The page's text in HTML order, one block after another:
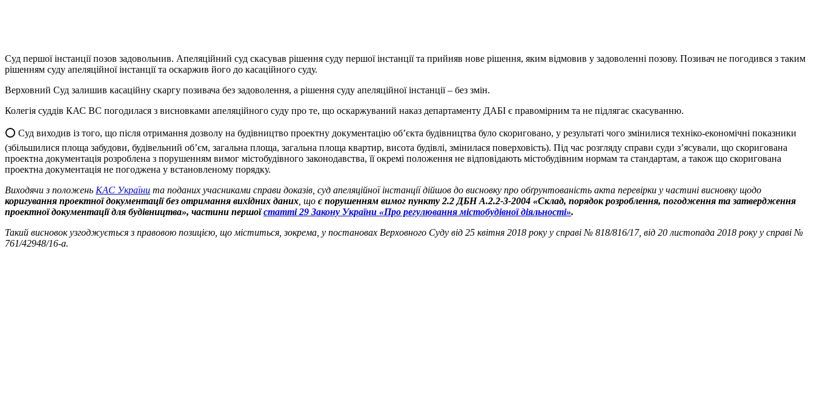
Суд першої інстанції позов задовольнив. Апеляційний суд скасував рішення суду першої інстанції та прийняв нове рішення, яким відмовив у задоволенні позову. Позивач не погодився з таким
рішенням суду апеляційної інстанції та оскаржив його до касаційного суду.
Верховний Суд залишив касаційну скаргу позивача без задоволення, а рішення суду апеляційної інстанції – без змін.
Колегія суддів КАС ВС погодилася з висновками апеляційного суду про те, що оскаржуваний наказ департаменту ДАБІ є правомірним та не підлягає скасуванню.
⭕️ Суд виходив із того, що після отримання дозволу на будівництво проектну документацію об’єкта будівництва було скориговано, у результаті чого змінилися техніко-економічні показники
(збільшилися площа забудови, будівельний об’єм, загальна площа, загальна площа квартир, висота будівлі, змінилася поверховість). Під час розгляду справи суди з’ясували, що скоригована
проектна документація розроблена з порушенням вимог містобудівного законодавства, її окремі положення не відповідають містобудівним нормам та стандартам, а також що скоригована
проектна документація не погоджена у встановленому порядку.
Виходячи з положень КАС України та поданих учасниками справи доказів, суд апеляційної інстанції дійшов до висновку про обґрунтованість акта перевірки у частині висновку щодо
коригування проектної документації без отримання вихідних даних , що є порушенням вимог пункту 2.2 ДБН А.2.2-3-2004 «Склад, порядок розроблення, погодження та затвердження
проектної документації для будівництва», частини першоїстатті 29 Закону України «Про регулювання містобудівної діяльності».
Такий висновок узгоджується з правовою позицією, що міститься, зокрема, у постановах Верховного Суду від 25 квітня 2018 року у справі № 818/816/17, від 20 листопада 2018 року у справі №
761/42948/16-а.